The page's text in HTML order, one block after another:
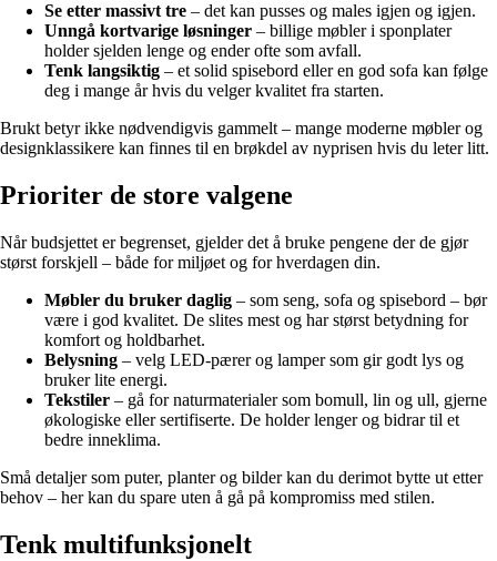
Se etter massivt tre – det kan pusses og males igjen og igjen.
Unngå kortvarige løsninger – billige møbler i sponplater
holder sjelden lenge og ender ofte som avfall.
Tenk langsiktig – et solid spisebord eller en god sofa kan følge
deg i mange år hvis du velger kvalitet fra starten.
Brukt betyr ikke nødvendigvis gammelt – mange moderne møbler og
designklassikere kan finnes til en brøkdel av nyprisen hvis du leter litt.
Prioriter de store valgene
Når budsjettet er begrenset, gjelder det å bruke pengene der de gjør
størst forskjell – både for miljøet og for hverdagen din.
Møbler du bruker daglig – som seng, sofa og spisebord – bør
være i god kvalitet. De slites mest og har størst betydning for
komfort og holdbarhet.
Belysning – velg LED-pærer og lamper som gir godt lys og
bruker lite energi.
Tekstiler – gå for naturmaterialer som bomull, lin og ull, gjerne
økologiske eller sertifiserte. De holder lenger og bidrar til et
bedre inneklima.
Små detaljer som puter, planter og bilder kan du derimot bytte ut etter
behov – her kan du spare uten å gå på kompromiss med stilen.
Tenk multifunksjonelt